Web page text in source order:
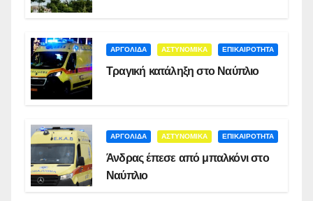
ΑΡΓΟΛΙΔΑ ΑΣΤΥΝΟΜΙΚΑ ΕΠΙΚΑΙΡΟΤΗΤΑ
Τραγική κατάληξη στο Ναύπλιο
ΑΡΓΟΛΙΔΑ ΑΣΤΥΝΟΜΙΚΑ ΕΠΙΚΑΙΡΟΤΗΤΑ
Άνδρας έπεσε από μπαλκόνι στο
Ναύπλιο